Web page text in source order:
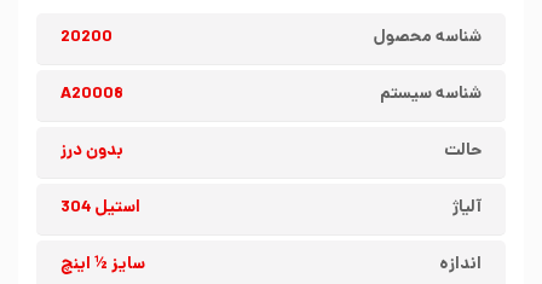
شناسه محصول 20200
شناسه سیستم A20008
حالت بدون درز
آلیاژ استیل 304
اندازه سایز ½ اینچ